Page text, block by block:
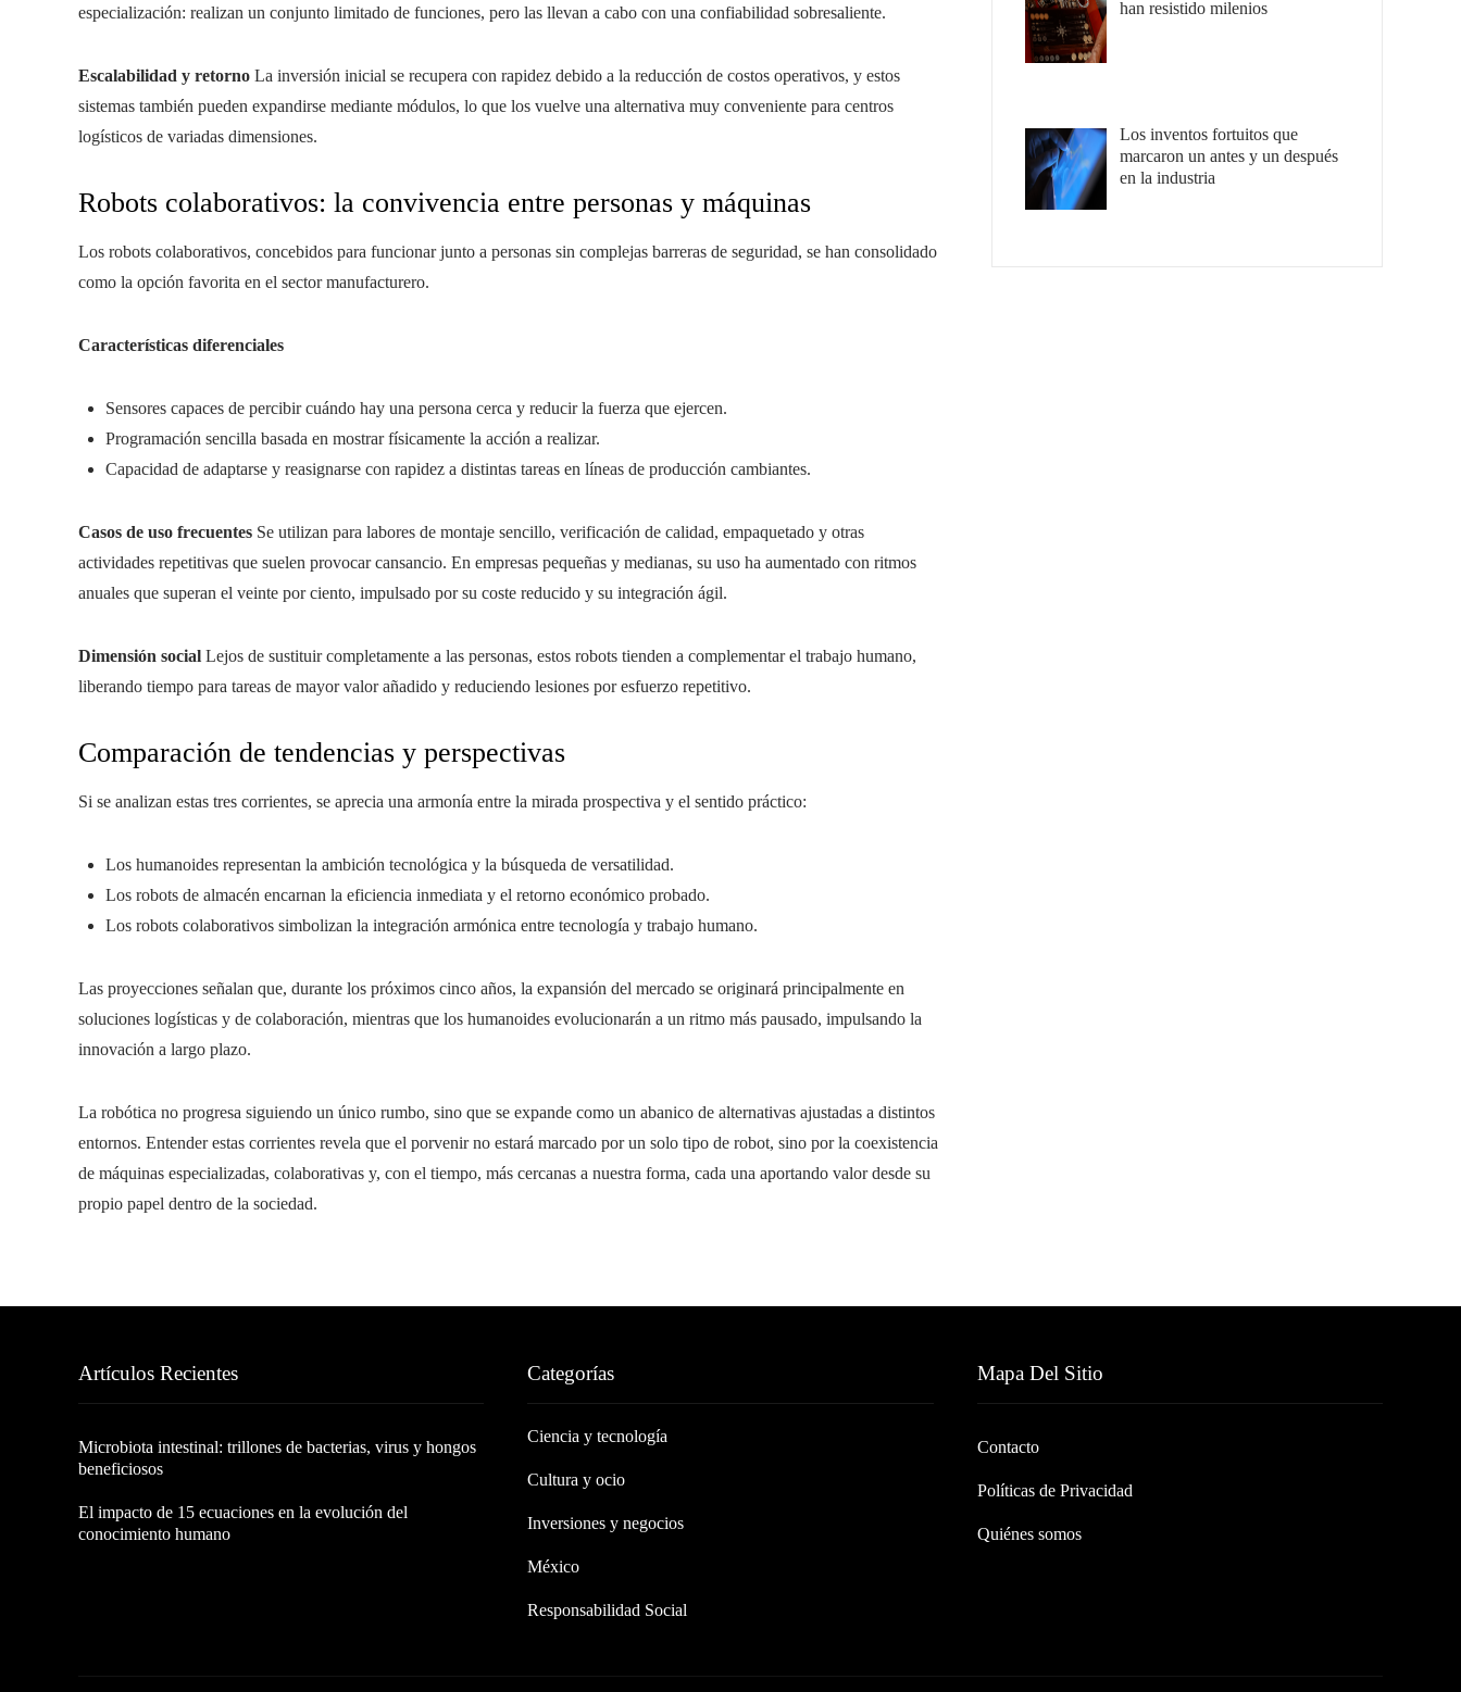
especialización: realizan un conjunto limitado de funciones, pero las llevan a cabo con una confiabilidad sobresaliente.
Escalabilidad y retorno La inversión inicial se recupera con rapidez debido a la reducción de costos operativos, y estos
sistemas también pueden expandirse mediante módulos, lo que los vuelve una alternativa muy conveniente para centros
logísticos de variadas dimensiones.
Robots colaborativos: la convivencia entre personas y máquinas
Los robots colaborativos, concebidos para funcionar junto a personas sin complejas barreras de seguridad, se han consolidado
como la opción favorita en el sector manufacturero.
Características diferenciales
Sensores capaces de percibir cuándo hay una persona cerca y reducir la fuerza que ejercen.
Programación sencilla basada en mostrar físicamente la acción a realizar.
Capacidad de adaptarse y reasignarse con rapidez a distintas tareas en líneas de producción cambiantes.
Casos de uso frecuentes Se utilizan para labores de montaje sencillo, verificación de calidad, empaquetado y otras
actividades repetitivas que suelen provocar cansancio. En empresas pequeñas y medianas, su uso ha aumentado con ritmos
anuales que superan el veinte por ciento, impulsado por su coste reducido y su integración ágil.
Dimensión social Lejos de sustituir completamente a las personas, estos robots tienden a complementar el trabajo humano,
liberando tiempo para tareas de mayor valor añadido y reduciendo lesiones por esfuerzo repetitivo.
Comparación de tendencias y perspectivas
Si se analizan estas tres corrientes, se aprecia una armonía entre la mirada prospectiva y el sentido práctico:
Los humanoides representan la ambición tecnológica y la búsqueda de versatilidad.
Los robots de almacén encarnan la eficiencia inmediata y el retorno económico probado.
Los robots colaborativos simbolizan la integración armónica entre tecnología y trabajo humano.
Las proyecciones señalan que, durante los próximos cinco años, la expansión del mercado se originará principalmente en
soluciones logísticas y de colaboración, mientras que los humanoides evolucionarán a un ritmo más pausado, impulsando la
innovación a largo plazo.
La robótica no progresa siguiendo un único rumbo, sino que se expande como un abanico de alternativas ajustadas a distintos
entornos. Entender estas corrientes revela que el porvenir no estará marcado por un solo tipo de robot, sino por la coexistencia
de máquinas especializadas, colaborativas y, con el tiempo, más cercanas a nuestra forma, cada una aportando valor desde su
propio papel dentro de la sociedad.
han resistido milenios
Los inventos fortuitos que
marcaron un antes y un después
en la industria
Artículos Recientes
Microbiota intestinal: trillones de bacterias, virus y hongos
beneficiosos
El impacto de 15 ecuaciones en la evolución del
conocimiento humano
Categorías
Ciencia y tecnología
Cultura y ocio
Inversiones y negocios
México
Responsabilidad Social
Mapa Del Sitio
Contacto
Políticas de Privacidad
Quiénes somos